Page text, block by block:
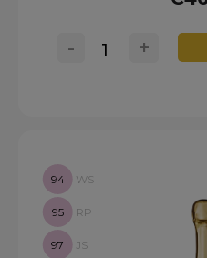
+
-
94 WS
95 RP
97 JS